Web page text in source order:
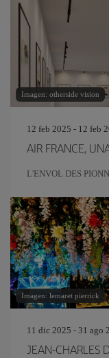
Imagen: otherside vision
12 feb 2025 - 12 feb
AIR FRANCE,
L'ENVOL DES
Imagen: lemaret pierrick
11 dic 2025 - 31 ago
JEAN-CHARLES